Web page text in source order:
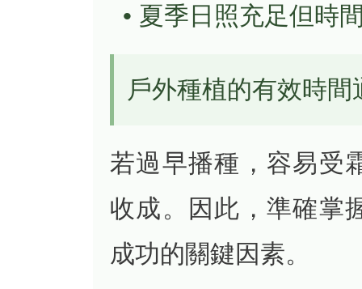
• 夏季日照充足但時
戶外種植的有效時
若過早播種，容易受
收成。因此，準確掌
成功的關鍵因素。